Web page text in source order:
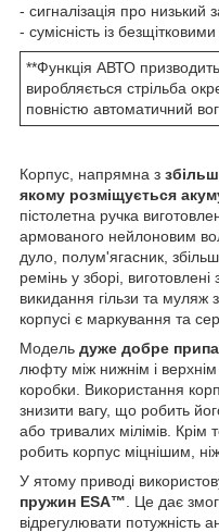
- сигналізація про низький
- сумісність із
**Функція АВТО
виробляється стрільба
повністю автоматичний
Корпус, напрямна з
якому розміщується
пістолетна ручка
армованого нейлоновим
дуло, полум'ягасник,
ремінь у зборі,
викидання гільзи та муляж
корпусі є маркування та
Модель дуже добре
люфту між нижнім і
коробки. Використання
знизити вагу, що робить
або тривалих мілімів.
робить корпус міцнішим,
У ятому приводі
пружин ESA™ . Це дає
відрегулювати потужність